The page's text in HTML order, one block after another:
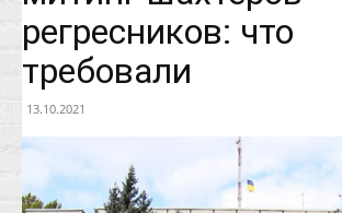
регресников: что
требовали
13.10.2021